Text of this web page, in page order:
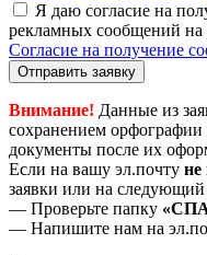
Я даю согласие на
рекламных сообщений на
Согласие на получение
Отправить заявку
Внимание! Данные из
сохранением
документы после их
Если на вашу эл.почту не
заявки или на
— Проверьте папку
— Напишите нам на